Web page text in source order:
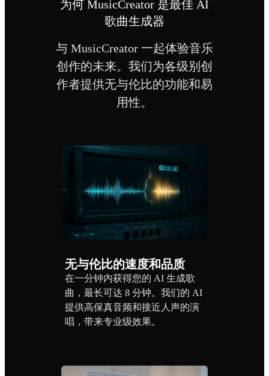
为何 MusicCreator 是最佳 AI
歌曲生成器
与 MusicCreator 一起体验音乐
创作的未来。我们为各级别创
作者提供无与伦比的功能和易
用性。
无与伦比的速度和品质
在一分钟内获得您的 AI 生成歌
曲，最长可达 8 分钟。我们的 AI
提供高保真音频和接近人声的演
唱，带来专业级效果。